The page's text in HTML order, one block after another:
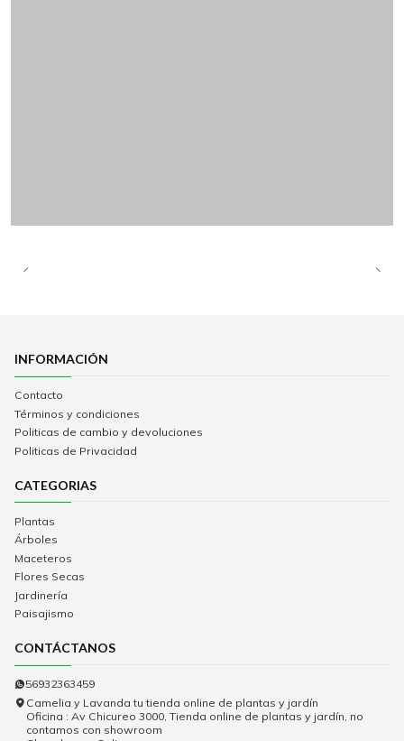
INFORMACIÓN
Contacto
Términos y condiciones
Politicas de cambio y devoluciones
Politicas de Privacidad
CATEGORIAS
Plantas
Árboles
Maceteros
Flores Secas
Jardinería
Paisajismo
CONTÁCTANOS
56932363459
Camelia y Lavanda tu tienda online de plantas y jardín
Oficina : Av Chicureo 3000, Tienda online de plantas y jardín, no
contamos con showroom